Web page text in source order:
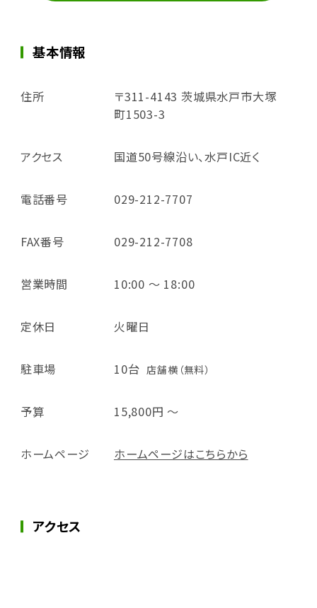
基本情報
住所
〒311-4143 茨城県水戸市大塚
町1503-3
アクセス 国道50号線沿い、水戸IC近く
電話番号 029-212-7707
FAX番号 029-212-7708
営業時間 10:00 ～ 18:00
定休日 火曜日
駐車場 10台 店舗横（無料）
予算 15,800円 ～
ホームページ ホームページはこちらから
アクセス